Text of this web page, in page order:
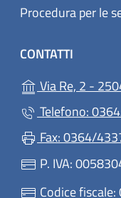
Procedura per le
CONTATTI
Via Re, 2 -
Telefono:
Fax: 0364/
P. IVA:
Codice